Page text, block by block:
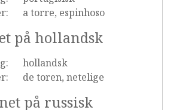
a torre, espinhoso
på hollandsk
hollandsk
de toren, netelige
på russisk